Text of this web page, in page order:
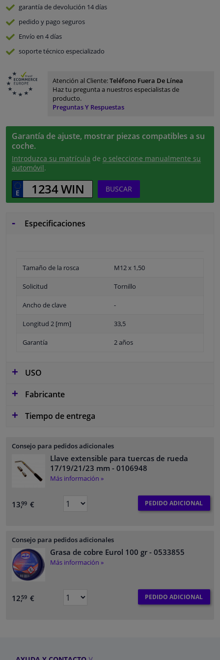
garantía de devolución 14 días
pedido y pago seguros
Envío en 4 días
soporte técnico especializado
Atención al Cliente:Teléfono Fuera De Línea
Haz tu pregunta a nuestros especialistas de
producto.
Preguntas Y Respuestas
Garantía de ajuste, mostrar piezas compatibles a su
coche.
Introduzca su matrícula de o seleccione manualmente su
automóvil.
BUSCAR
Especificaciones
Tamaño de la rosca M12 x 1,50
Solicitud Tornillo
Ancho de clave -
Longitud 2 [mm] 33,5
Garantía 2 años
USO
Fabricante
Tiempo de entrega
Consejo para pedidos adicionales
Llave extensible para tuercas de rueda
17/19/21/23 mm - 0106948
Más información »
13,99 € PEDIDO ADICIONAL
Consejo para pedidos adicionales
Grasa de cobre Eurol 100 gr - 0533855
Más información »
12,59 € PEDIDO ADICIONAL